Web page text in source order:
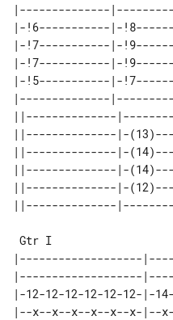
|--------------
|-!6-----------|-
|-!7-----------|-
|-!7-----------|-
|-!5-----------|-
|--------------
||--------------
||--------------|-
||--------------|-
||--------------|-
||--------------|-
|-------------------
|-------------------
|-12-12-12-12-12-12-|-
|--x--x--x--x--x--x-|--